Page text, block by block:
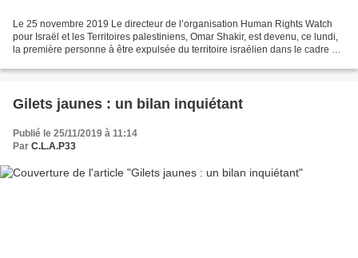
Le 25 novembre 2019 Le directeur de l’organisation Human Rights Watch
pour Israël et les Territoires palestiniens, Omar Shakir, est devenu, ce lundi,
la première personne à être expulsée du territoire israélien dans le cadre de
Gilets jaunes : un bilan inquiétant
Publié le 25/11/2019 à 11:14
Par C.L.A.P33